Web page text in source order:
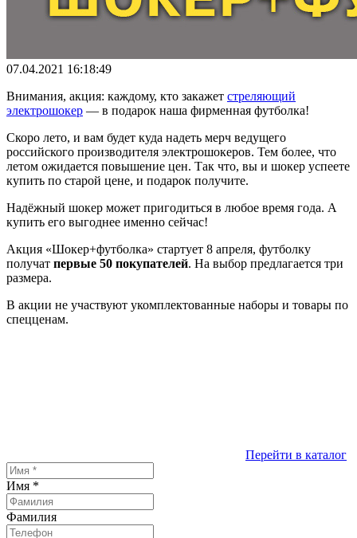
07.04.2021 16:18:49
Внимания, акция: каждому, кто закажет стреляющий
электрошокер — в подарок наша фирменная футболка!
Скоро лето, и вам будет куда надеть мерч ведущего
российского производителя электрошокеров. Тем более, что
летом ожидается повышение цен. Так что, вы и шокер успеете
купить по старой цене, и подарок получите.
Надёжный шокер может пригодиться в любое время года. А
купить его выгоднее именно сейчас!
Акция «Шокер+футболка» стартует 8 апреля, футболку
получат первые 50 покупателей. На выбор предлагается три
размера.
В акции не участвуют укомплектованные наборы и товары по
спецценам.
Перейти в каталог
Имя *
Фамилия